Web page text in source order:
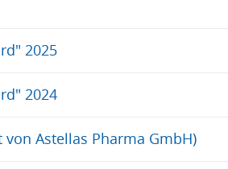
2025
2024
Astellas Pharma GmbH)